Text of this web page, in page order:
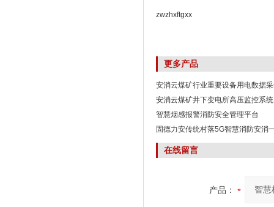
zwzhxftgxx
更多产品
安消云煤矿行业重要设备用电数据
安消云煤矿井下变电所高压监控系统
智慧烟感报警消防安全管理平台
固德力安传统村落5G智慧消防安消
在线留言
产品：